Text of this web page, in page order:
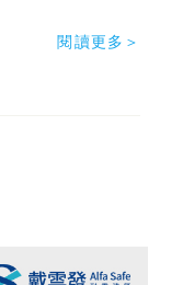
閱讀更多＞